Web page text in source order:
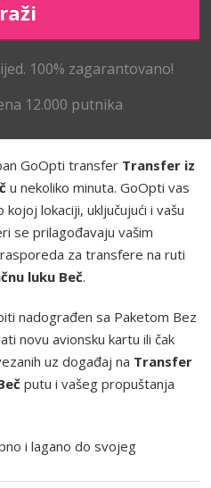
100% zagarantovano!
12.000 putnika
GoOpti transfer Transfer iz
u nekoliko minuta. GoOpti vas
lokaciji, uključujući i vašu
se prilagođavaju vašim
za transfere na ruti
luku Beč.
nadograđen sa Paketom Bez
novu avionsku kartu ili čak
uz događaj na Transfer
putu i vašeg propuštanja
i lagano do svojeg